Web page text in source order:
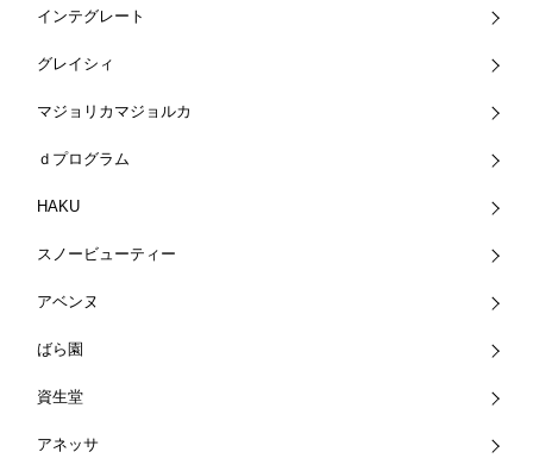
インテグレート
グレイシィ
マジョリカマジョルカ
ｄプログラム
HAKU
スノービューティー
アベンヌ
ばら園
資生堂
アネッサ